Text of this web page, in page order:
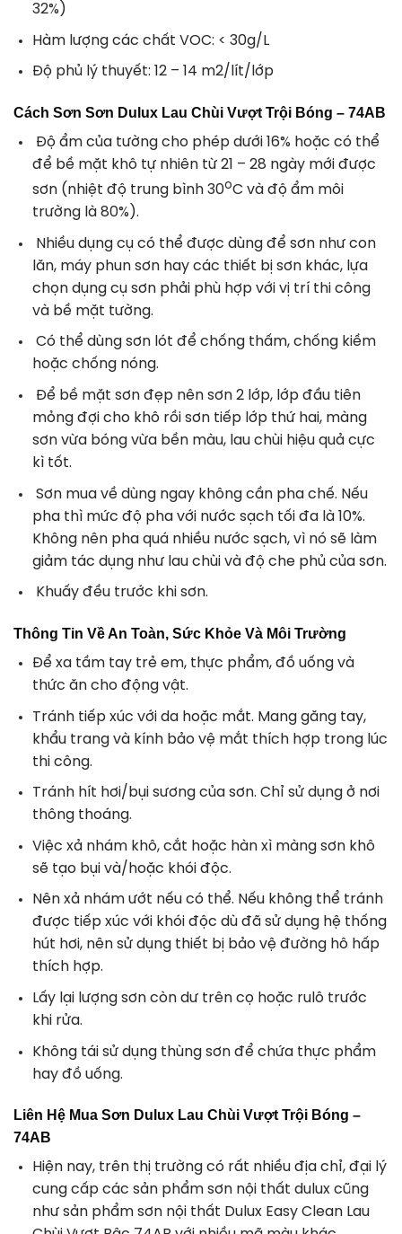
32%)
Hàm lượng các chất VOC: < 30g/L
Độ phủ lý thuyết: 12 – 14 m2/lít/lớp
Cách Sơn Sơn Dulux Lau Chùi Vượt Trội Bóng – 74AB
Độ ẩm của tường cho phép dưới 16% hoặc có thể
để bề mặt khô tự nhiên từ 21 – 28 ngày mới được
sơn (nhiệt độ trung bình 30oC và độ ẩm môi
trường là 80%).
Nhiều dụng cụ có thể được dùng để sơn như con
lăn, máy phun sơn hay các thiết bị sơn khác, lựa
chọn dụng cụ sơn phải phù hợp với vị trí thi công
và bề mặt tường.
Có thể dùng sơn lót để chống thấm, chống kiềm
hoặc chống nóng.
Để bề mặt sơn đẹp nên sơn 2 lớp, lớp đầu tiên
mỏng đợi cho khô rồi sơn tiếp lớp thứ hai, màng
sơn vừa bóng vừa bền màu, lau chùi hiệu quả cực
kì tốt.
Sơn mua về dùng ngay không cần pha chế. Nếu
pha thì mức độ pha với nước sạch tối đa là 10%.
Không nên pha quá nhiều nước sạch, vì nó sẽ làm
giảm tác dụng như lau chùi và độ che phủ của sơn.
Khuấy đều trước khi sơn.
Thông Tin Về An Toàn, Sức Khỏe Và Môi Trường
Để xa tầm tay trẻ em, thực phẩm, đồ uống và
thức ăn cho động vật.
Tránh tiếp xúc với da hoặc mắt. Mang găng tay,
khẩu trang và kính bảo vệ mắt thích hợp trong lúc
thi công.
Tránh hít hơi/bụi sương của sơn. Chỉ sử dụng ở nơi
thông thoáng.
Việc xả nhám khô, cắt hoặc hàn xì màng sơn khô
sẽ tạo bụi và/hoặc khói độc.
Nên xả nhám ướt nếu có thể. Nếu không thể tránh
được tiếp xúc với khói độc dù đã sử dụng hệ thống
hút hơi, nên sử dụng thiết bị bảo vệ đường hô hấp
thích hợp.
Lấy lại lượng sơn còn dư trên cọ hoặc rulô trước
khi rửa.
Không tái sử dụng thùng sơn để chứa thực phẩm
hay đồ uống.
Liên Hệ Mua Sơn Dulux Lau Chùi Vượt Trội Bóng –
74AB
Hiện nay, trên thị trường có rất nhiều địa chỉ, đại lý
cung cấp các sản phẩmsơn nội thất duluxcũng
như sản phẩmsơn nội thất Dulux Easy Clean Lau